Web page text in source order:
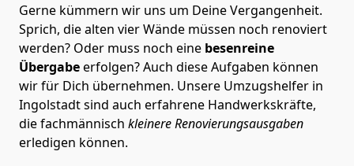
Gerne kümmern wir uns um Deine Vergangenheit.
Sprich, die alten vier Wände müssen noch renoviert
werden? Oder muss noch eine besenreine
Übergabeerfolgen? Auch diese Aufgaben können
wir für Dich übernehmen. Unsere Umzugshelfer in
Ingolstadt sind auch erfahrene Handwerkskräfte,
die fachmännisch kleinere Renovierungsausgaben
erledigen können.